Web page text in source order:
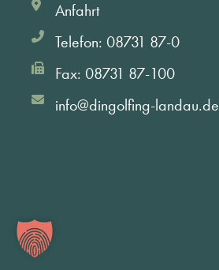
Anfahrt
Telefon: 08731 87-0
Fax: 08731 87-100
info@dingolfing-landau.de